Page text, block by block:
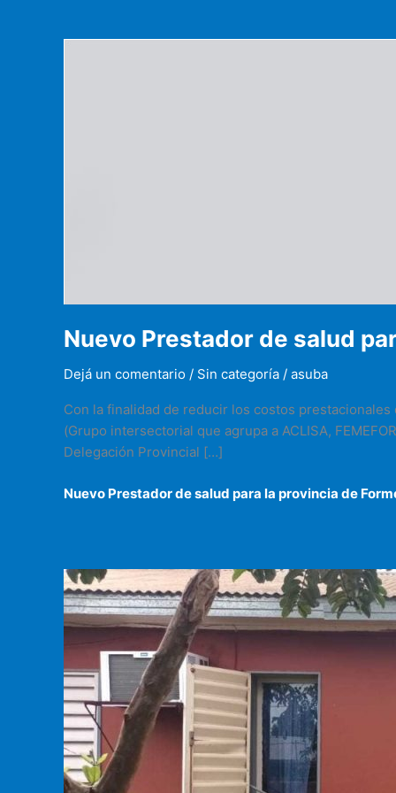
Nuevo Prestador de salud
Dejá un comentario / Sin categoría / asuba
Con la finalidad de reducir los costos
(Grupo intersectorial que agrupa a ACLISA,
Delegación Provincial […]
Nuevo Prestador de salud para la provincia de